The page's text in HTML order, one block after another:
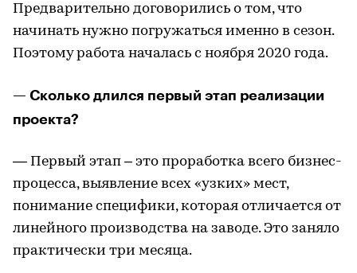
Предварительно договорились о том, что
начинать нужно погружаться именно в сезон.
Поэтому работа началась с ноября 2020 года.
— Сколько длился первый этап реализации
проекта?
— Первый этап – это проработка всего бизнес-
процесса, выявление всех «узких» мест,
понимание специфики, которая отличается от
линейного производства на заводе. Это заняло
практически три месяца.